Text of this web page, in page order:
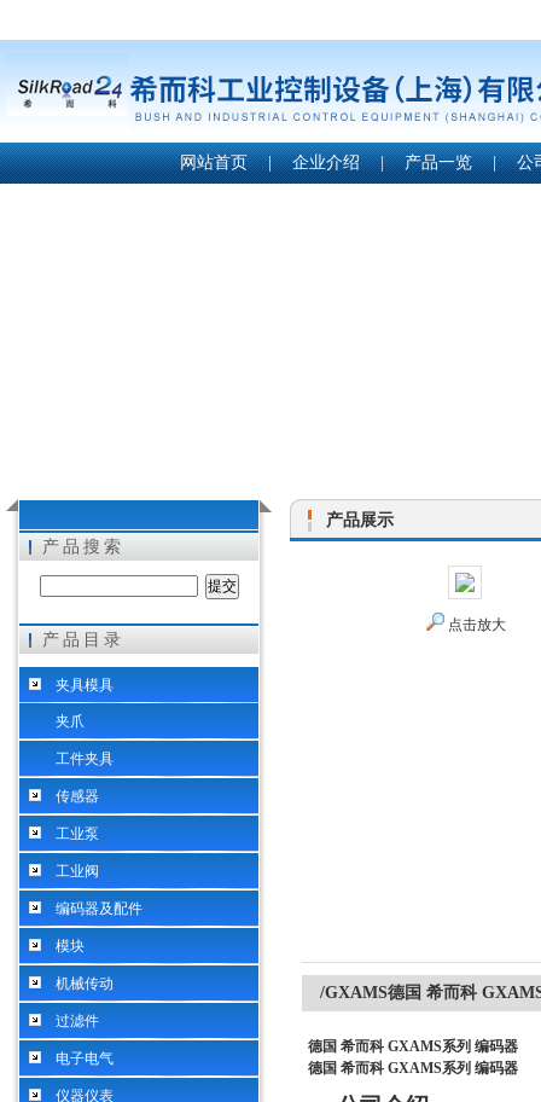
希而科工业控制设备（上海）有限公司
网站首页 | 企业介绍 | 产品一览 | 公
产品搜索
产品目录
夹具模具
夹爪
工件夹具
传感器
工业泵
工业阀
编码器及配件
模块
机械传动
过滤件
电子电气
仪器仪表
产品展示
点击放大
/GXAMS德国 希而科
德国 希而科 GXAMS系列 编码器
德国 希而科 GXAMS系列 编码器